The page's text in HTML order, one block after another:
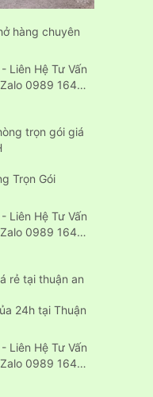
hàng chuyên
Liên Hệ Tư Vấn
0989 164…
Trọn Gói
Liên Hệ Tư Vấn
0989 164…
24h tại Thuận
Liên Hệ Tư Vấn
0989 164…